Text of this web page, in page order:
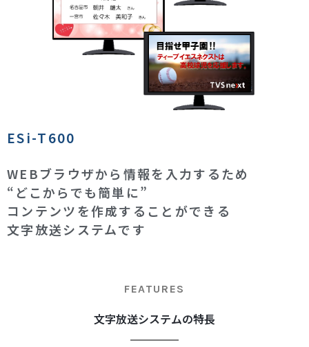
ESi-T600
WEBブラウザから情報を入力するため
“どこからでも簡単に”
コンテンツを作成することができる
文字放送システムです
FEATURES
文字放送システムの特長